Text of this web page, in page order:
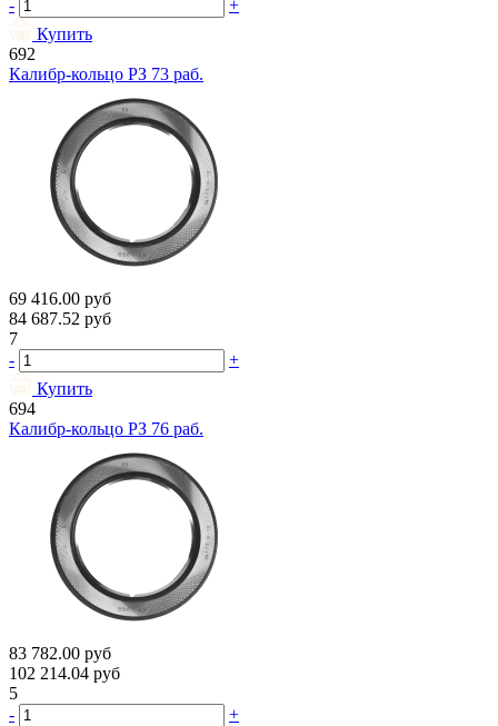
-
+
Купить
692
Калибр-кольцо РЗ 73 раб.
69 416.00 руб
84 687.52 руб
7
-
+
Купить
694
Калибр-кольцо РЗ 76 раб.
83 782.00 руб
102 214.04 руб
5
-
+